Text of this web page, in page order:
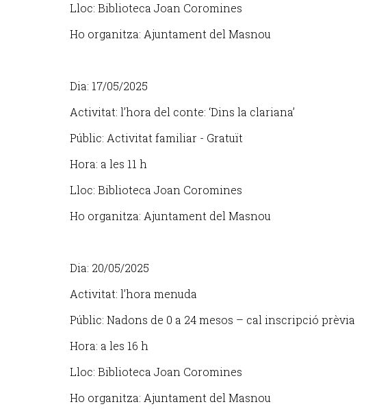
Lloc: Biblioteca Joan Coromines
Ho organitza: Ajuntament del Masnou
Dia: 17/05/2025
Activitat: l’hora del conte: ‘Dins la clariana’
Públic: Activitat familiar - Gratuït
Hora: a les 11 h
Lloc: Biblioteca Joan Coromines
Ho organitza: Ajuntament del Masnou
Dia: 20/05/2025
Activitat: l’hora menuda
Públic: Nadons de 0 a 24 mesos – cal inscripció prèvia
Hora: a les 16 h
Lloc: Biblioteca Joan Coromines
Ho organitza: Ajuntament del Masnou